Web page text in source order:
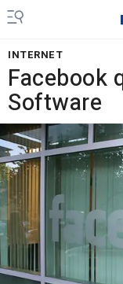
INTERNET
Facebook
Software